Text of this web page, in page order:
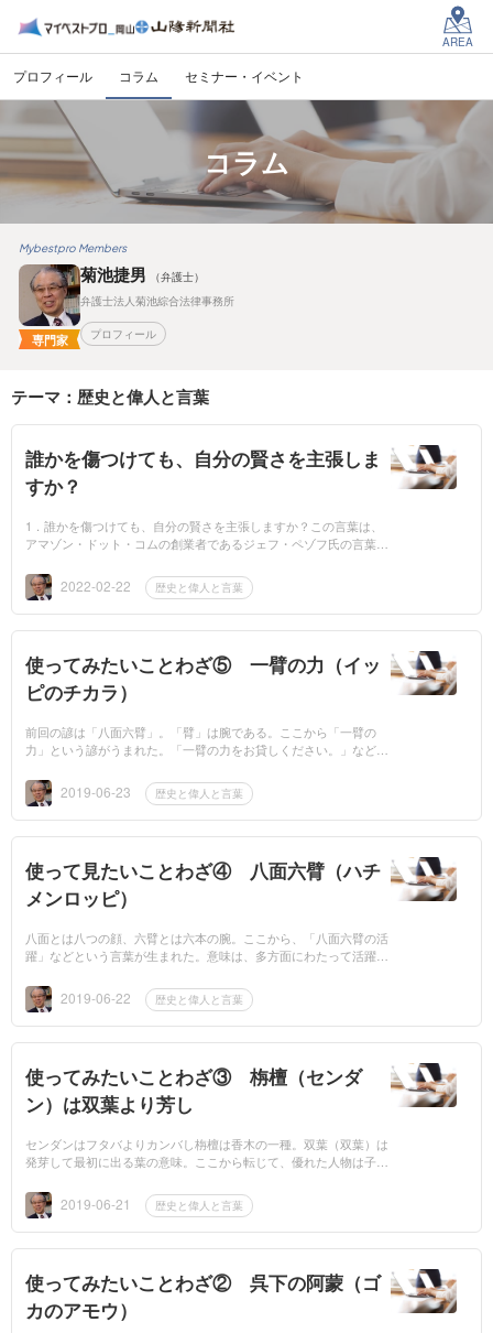
AREA
プロフィール コラム セミナー・イベント
コラム
Mybestpro Members
専門家
菊池捷男
（弁護士）
弁護士法人菊池綜合法律事務所
プロフィール
テーマ：歴史と偉人と言葉
誰かを傷つけても、自分の賢さを主張しま
すか？
1．誰かを傷つけても、自分の賢さを主張しますか？この言葉は、
アマゾン・ドット・コムの創業者であるジェフ・ペゾフ氏の言葉で
の中で書いて...
2022-02-22 歴史と偉人と言葉
使ってみたいことわざ⑤ 一臂の力（イッ
ピのチカラ）
前回の諺は「八面六臂」。「臂」は腕である。ここから「一臂の
力」という諺がうまれた。「一臂の力をお貸しください。」などと
2019-06-23 歴史と偉人と言葉
使って見たいことわざ④ 八面六臂（ハチ
メンロッピ）
八面とは八つの顔、六臂とは六本の腕。ここから、「八面六臂の活
躍」などという言葉が生まれた。意味は、多方面にわたって活躍し
ね。」「八面六臂...
2019-06-22 歴史と偉人と言葉
使ってみたいことわざ③ 栴檀（センダ
ン）は双葉より芳し
センダンはフタバよりカンバし栴檀は香木の一種。双葉（双葉）は
発芽して最初に出る葉の意味。ここから転じて、優れた人物は子供
あなたのお子さ...
2019-06-21 歴史と偉人と言葉
使ってみたいことわざ② 呉下の阿蒙（ゴ
カのアモウ）